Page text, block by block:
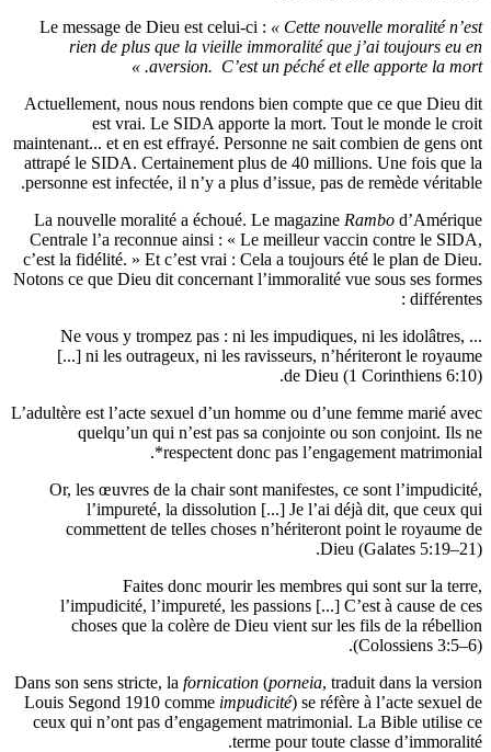
Le message de Dieu est celui-ci :« Cette nouvelle
rien de plus que la vieille immoralité que j’ai
aversion. C’est un péché et elle
Actuellement, nous nous rendons bien compte que ce
est vrai. Le SIDA apporte la mort. Tout le
maintenant... et en est effrayé. Personne ne sait combien
attrapé le SIDA. Certainement plus de 40 millions. Une
personne est infectée, il n’y a plus d’issue, pas de
La nouvelle moralité a échoué. Le magazineRambo
Centrale l’a reconnue ainsi : « Le meilleur vaccin
c’est la fidélité. » Et c’est vrai : Cela a toujours été le
Notons ce que Dieu dit concernant l’immoralité vue sous
... Ne vous y trompez pas : ni les impudiques, ni les
[...] ni les outrageux, ni les ravisseurs, n’hériteront
de Dieu (1
L’adultère est l’acte sexuel d’un homme ou d’une femme
quelqu’un qui n’est pas sa conjointe ou son
respectent donc pas l’engagement
Or, les œuvres de la chair sont manifestes, ce sont
l’impureté, la dissolution [...] Je l’ai déjà dit,
commettent de telles choses n’hériteront point le
Dieu
Faites donc mourir les membres qui sont
l’impudicité, l’impureté, les passions [...] C’est à
choses que la colère de Dieu vient sur les fils de
Dans son sens stricte, la fornication(porneia, traduit
Louis Segond 1910 commeimpudicité) se réfère à
ceux qui n’ont pas d’engagement matrimonial. La
terme pour toute classe